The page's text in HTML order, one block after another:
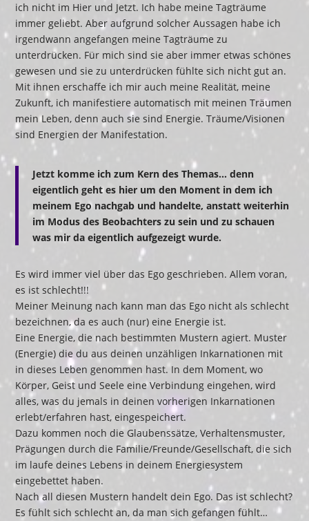
ich nicht im Hier und Jetzt. Ich habe meine Tagträume
immer geliebt. Aber aufgrund solcher Aussagen habe ich
irgendwann angefangen meine Tagträume zu
unterdrücken. Für mich sind sie aber immer etwas schönes
gewesen und sie zu unterdrücken fühlte sich nicht gut an.
Mit ihnen erschaffe ich mir auch meine Realität, meine
Zukunft, ich manifestiere automatisch mit meinen Träumen
mein Leben, denn auch sie sind Energie. Träume/Visionen
sind Energien der Manifestation.
Jetzt komme ich zum Kern des Themas… denn
eigentlich geht es hier um den Moment in dem ich
meinem Ego nachgab und handelte, anstatt weiterhin
im Modus des Beobachters zu sein und zu schauen
was mir da eigentlich aufgezeigt wurde.
Es wird immer viel über das Ego geschrieben. Allem voran,
es ist schlecht!!!
Meiner Meinung nach kann man das Ego nicht als schlecht
bezeichnen, da es auch (nur) eine Energie ist.
Eine Energie, die nach bestimmten Mustern agiert. Muster
(Energie) die du aus deinen unzähligen Inkarnationen mit
in dieses Leben genommen hast. In dem Moment, wo
Körper, Geist und Seele eine Verbindung eingehen, wird
alles, was du jemals in deinen vorherigen Inkarnationen
erlebt/erfahren hast, eingespeichert.
Dazu kommen noch die Glaubenssätze, Verhaltensmuster,
Prägungen durch die Familie/Freunde/Gesellschaft, die sich
im laufe deines Lebens in deinem Energiesystem
eingebettet haben.
Nach all diesen Mustern handelt dein Ego. Das ist schlecht?
Es fühlt sich schlecht an, da man sich gefangen fühlt…